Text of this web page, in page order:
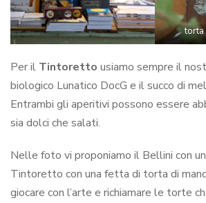
torta
Per il Tintoretto usiamo sempre il
biologico Lunatico DocG e il succo di
Entrambi gli aperitivi possono essere
sia dolci che salati.
Nelle foto vi proponiamo il Bellini con
Tintoretto con una fetta di torta di
giocare con l’arte e richiamare le torte